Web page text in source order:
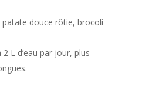
douce rôtie, brocoli
L d’eau par jour, plus